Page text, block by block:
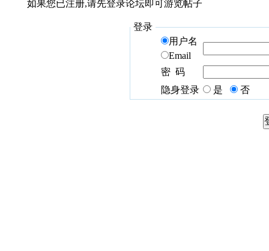
如果您已注册,请先登录论坛即可游览帖子
登录
用户名
Email
密 码
隐身登录
是 否